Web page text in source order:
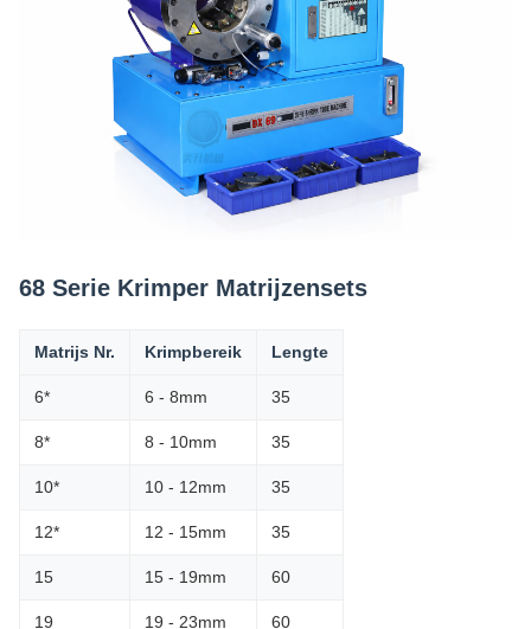
68 Serie Krimper Matrijzensets
Matrijs Nr. Krimpbereik Lengte
6* 6 - 8mm 35
8* 8 - 10mm 35
10* 10 - 12mm 35
12* 12 - 15mm 35
15 15 - 19mm 60
19 19 - 23mm 60